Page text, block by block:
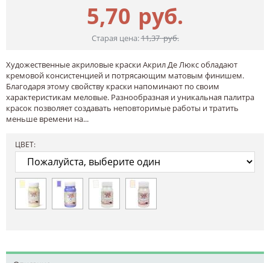
5,70 руб.
Старая цена:11,37руб.
Художественные акриловые краски Акрил Де Люкс обладают
кремовой консистенцией и потрясающим матовым финишем.
Благодаря этому свойству краски напоминают по своим
характеристикам меловые. Разнообразная и уникальная палитра
красок позволяет создавать неповторимые работы и тратить
меньше времени на...
ЦВЕТ: